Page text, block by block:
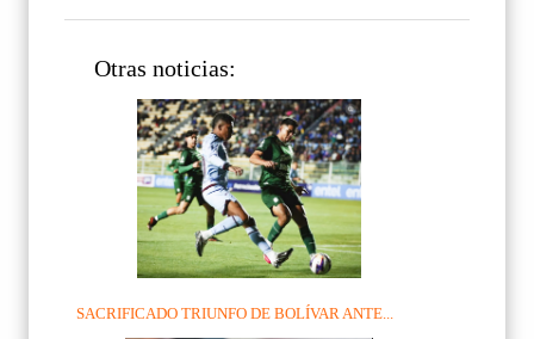
Otras noticias:
SACRIFICADO TRIUNFO DE BOLÍVAR ANTE...